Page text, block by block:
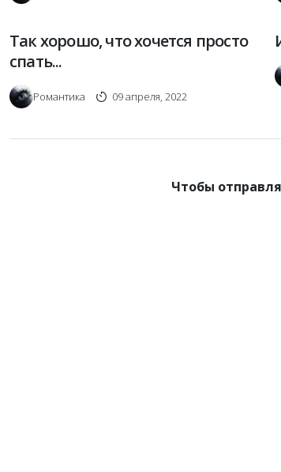
Так хорошо, что хочется просто
спать...
Романтика 09 апреля, 2022
Чтобы